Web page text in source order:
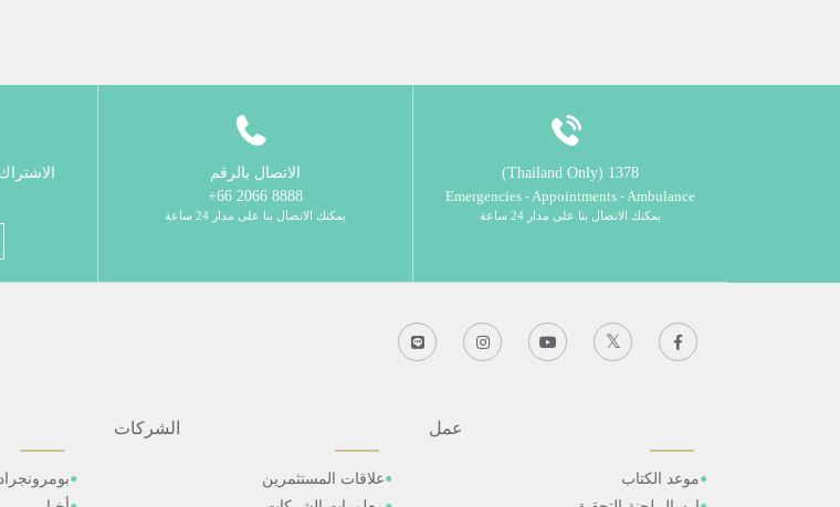
1378 (Thailand Only)
Emergencies - Appointments - Ambulance
يمكنك الاتصال بنا على مدار 24 ساعة
الاتصال بالرقم
8888 2066 66+
يمكنك الاتصال بنا على مدار 24 ساعة
عمل
موعد الكتاب
الشركات
علاقات المستثمرين